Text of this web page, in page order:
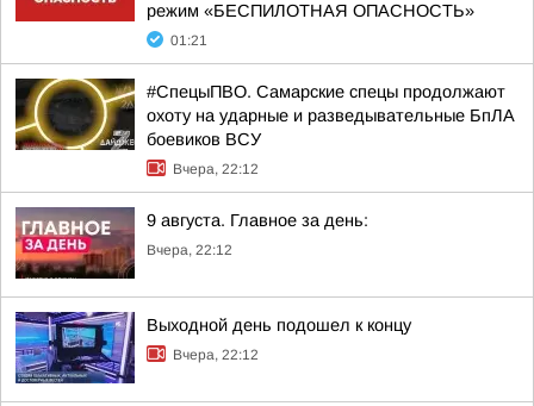
режим «БЕСПИЛОТНАЯ ОПАСНОСТЬ»
01:21
#СпецыПВО. Самарские спецы продолжают
охоту на ударные и разведывательные БпЛА
боевиков ВСУ
Вчера, 22:12
9 августа. Главное за день:
Вчера, 22:12
Выходной день подошел к концу
Вчера, 22:12